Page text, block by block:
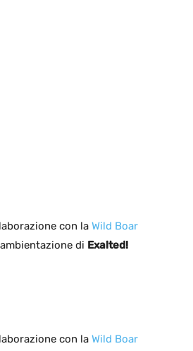
con la Wild Boar
di Exalted!
con la Wild Boar